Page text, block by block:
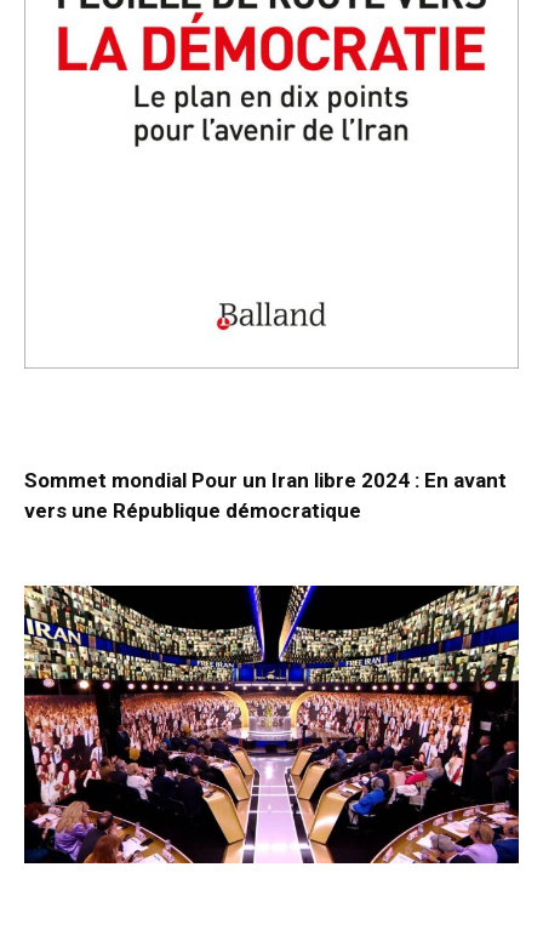
Sommet mondial Pour un Iran libre 2024 : En avant
vers une République démocratique